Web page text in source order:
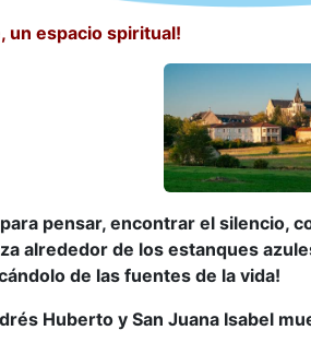
un espacio spiritual!
para pensar, encontrar el silencio,
alrededor de los estanques
de las fuentes de la vida!
Huberto y San Juana Isabel